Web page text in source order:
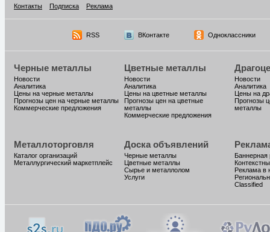
Контакты
Подписка Реклама
RSS ВКонтакте Одноклассники
Черные металлы
Новости
Аналитика
Цены на черные металлы
Прогнозы цен на черные металлы
Коммерческие предложения
Цветные металлы
Новости
Аналитика
Цены на цветные металлы
Прогнозы цен на цветные
металлы
Коммерческие предложения
Новости
Аналитика
Цены на
Прогнозы
металлы
Металлоторговля
Каталог организаций
Металлургический маркетплейс
Доска объявлений
Черные металлы
Цветные металлы
Сырье и металлолом
Услуги
Баннерная
Реклама в
Classified